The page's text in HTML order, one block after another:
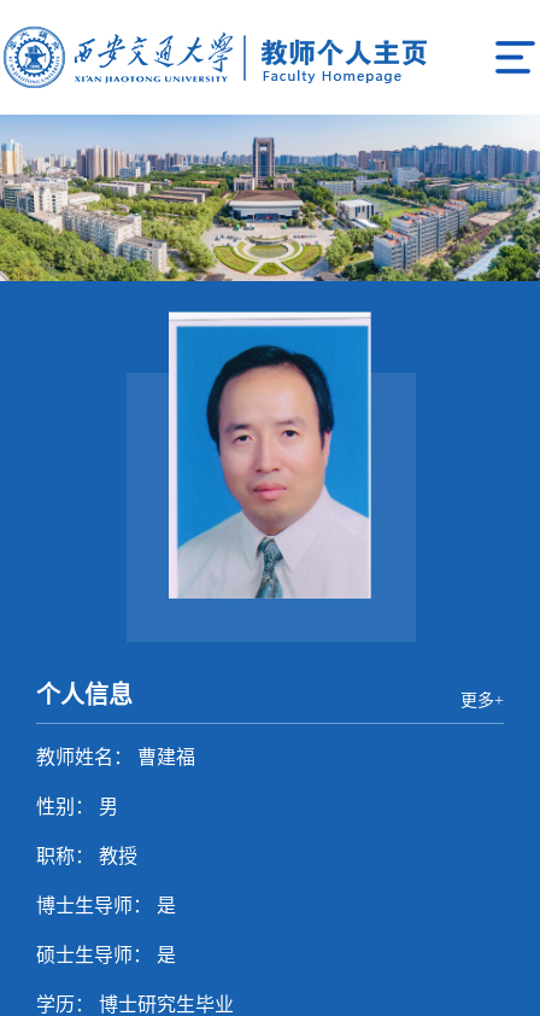
个人信息 更多+
教师姓名： 曹建福
性别： 男
职称： 教授
博士生导师： 是
硕士生导师： 是
学历： 博士研究生毕业